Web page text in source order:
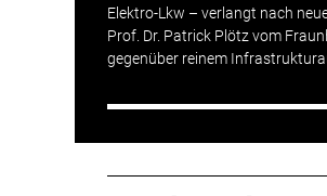
Elektro-Lkw – verlangt nach
Prof. Dr. Patrick Plötz vom
gegenüber reinem